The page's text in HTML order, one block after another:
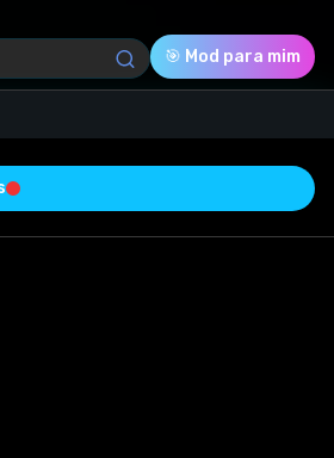
🎯 Mod para mim
e mapas até